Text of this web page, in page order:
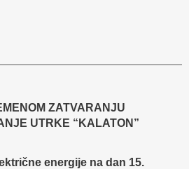
ZATVARANJU
UTRKE “KALATON”
energije na dan 15.